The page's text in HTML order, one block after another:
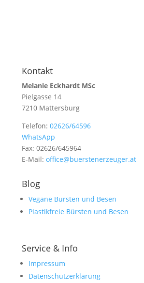
Kontakt
Melanie Eckhardt MSc
Pielgasse 14
7210 Mattersburg
Telefon: 02626/64596
WhatsApp
Fax: 02626/645964
E-Mail: office@buerstenerzeuger.at
Blog
Vegane Bürsten und Besen
Plastikfreie Bürsten und Besen
Service & Info
Impressum
Datenschutzerklärung